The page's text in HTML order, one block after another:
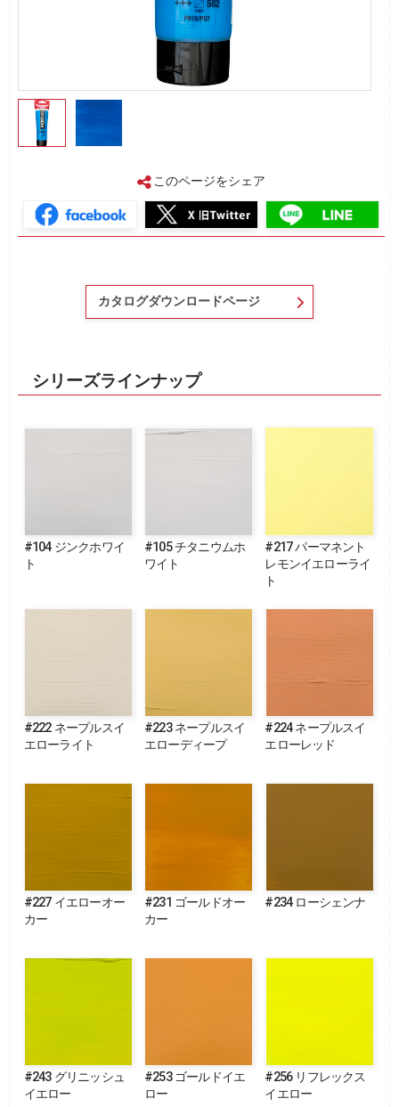
このページをシェア
カタログダウンロードページ
シリーズラインナップ
#104 ジンクホワイ
ト
#105 チタニウムホ
ワイト
#217 パーマネント
レモンイエローライ
ト
#222 ネープルスイ
エローライト
#223 ネープルスイ
エローディープ
#224 ネープルスイ
エローレッド
#227 イエローオー
カー
#231 ゴールドオー
カー
#234 ローシェンナ
#243 グリニッシュ
イエロー
#253 ゴールドイエ
ロー
#256 リフレックス
イエロー